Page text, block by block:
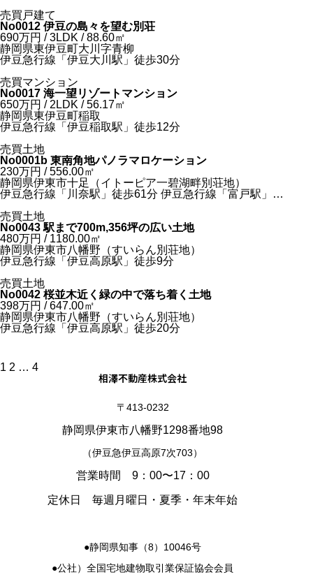
売買戸建て
No0012 伊豆の島々を望む別荘
690万円 / 3LDK / 88.60㎡
静岡県東伊豆町大川字青柳
伊豆急行線「伊豆大川駅」徒歩30分
売買マンション
No0017 海一望リゾートマンション
650万円 / 2LDK / 56.17㎡
静岡県東伊豆町稲取
伊豆急行線「伊豆稲取駅」徒歩12分
売買土地
No0001b 東南角地パノラマロケーション
230万円 / 556.00㎡
静岡県伊東市十足（イトーピア一碧湖畔別荘地）
伊豆急行線「川奈駅」徒歩61分 伊豆急行線「富戸駅」徒
売買土地
No0043 駅まで700m,356坪の広い土地
480万円 / 1180.00㎡
静岡県伊東市八幡野（すいらん別荘地）
伊豆急行線「伊豆高原駅」徒歩9分
売買土地
No0042 桜並木近く緑の中で落ち着く土地
398万円 / 647.00㎡
静岡県伊東市八幡野（すいらん別荘地）
伊豆急行線「伊豆高原駅」徒歩20分
投
1 2 … 4
相澤不動産株式会社
〒413-0232
静岡県伊東市八幡野1298番地98
（伊豆急伊豆高原7次703）
営業時間 9：00〜17：00
定休日 毎週月曜日・夏季・年末年始
●静岡県知事（8）10046号
●公社）全国宅地建物取引業保証協会会員